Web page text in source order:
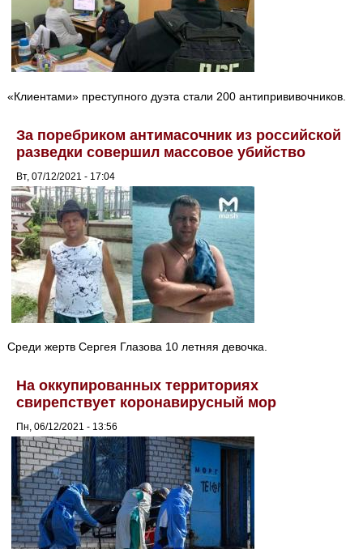
«Клиентами» преступного дуэта стали 200 антипрививочников.
За поребриком антимасочник из российской
разведки совершил массовое убийство
Вт, 07/12/2021 - 17:04
Среди жертв Сергея Глазова 10 летняя девочка.
На оккупированных территориях
свирепствует коронавирусный мор
Пн, 06/12/2021 - 13:56